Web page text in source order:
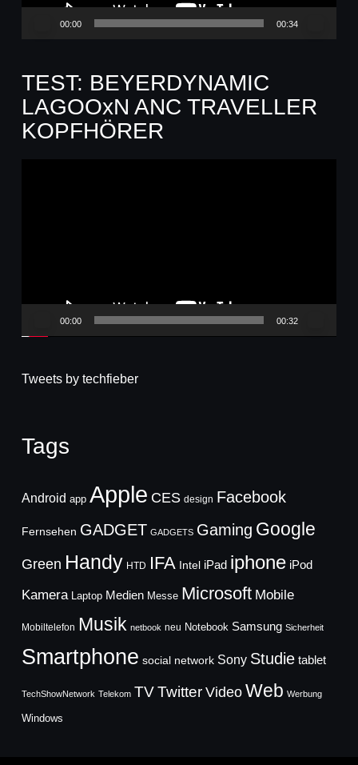
00:00 00:34
TEST: BEYERDYNAMIC
LAGOOxN ANC TRAVELLER
KOPFHÖRER
00:00 00:32
Tweets by techfieber
Tags
Android app Apple CES design Facebook
Fernsehen GADGET GADGETS Gaming Google
Green Handy HTD IFA Intel iPad iphone iPod
Kamera Laptop Medien Messe Microsoft Mobile
Mobiltelefon Musik netbook neu Notebook Samsung Sicherheit
Smartphone social network Sony Studie tablet
TechShowNetwork Telekom TVTwitter Video Web Werbung
Windows